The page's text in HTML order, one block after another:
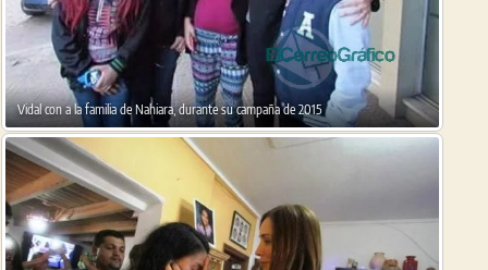
Vidal con a la familia de Nahiara, durante su campaña de 2015